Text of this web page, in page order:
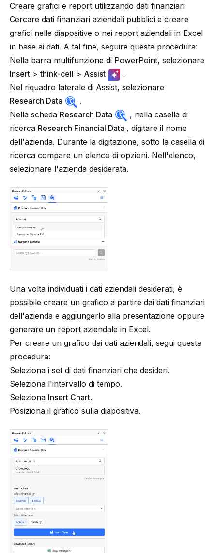
Creare grafici e report utilizzando dati finanziari
Cercare dati finanziari aziendali pubblici e creare
grafici nelle diapositive o nei report aziendali in Excel
in base ai dati. A tal fine, seguire questa procedura:
Nella barra multifunzione di PowerPoint, selezionare
Insert >think-cell > Assist
.
Nel riquadro laterale di Assist, selezionare
Research Data
.
Nella scheda Research Data
, nella casella di
ricerca Research Financial Data , digitare il nome
dell'azienda. Durante la digitazione, sotto la casella di
ricerca compare un elenco di opzioni. Nell'elenco,
selezionare l'azienda desiderata.
Una volta individuati i dati aziendali desiderati, è
possibile creare un grafico a partire dai dati finanziari
dell'azienda e aggiungerlo alla presentazione oppure
generare un report aziendale in Excel.
Per creare un grafico dai dati aziendali, segui questa
procedura:
Seleziona i set di dati finanziari che desideri.
Seleziona l'intervallo di tempo.
Seleziona Insert Chart.
Posiziona il grafico sulla diapositiva.